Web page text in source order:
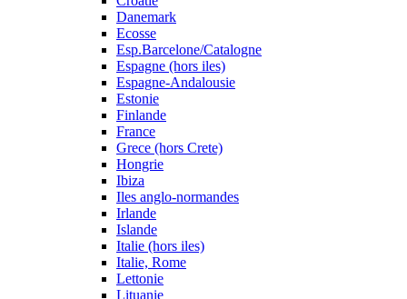
Danemark
Ecosse
Esp.Barcelone/Catalogne
Espagne (hors iles)
Espagne-Andalousie
Estonie
Finlande
France
Grece (hors Crete)
Hongrie
Ibiza
Iles anglo-normandes
Irlande
Islande
Italie (hors iles)
Italie, Rome
Lettonie
Lituanie